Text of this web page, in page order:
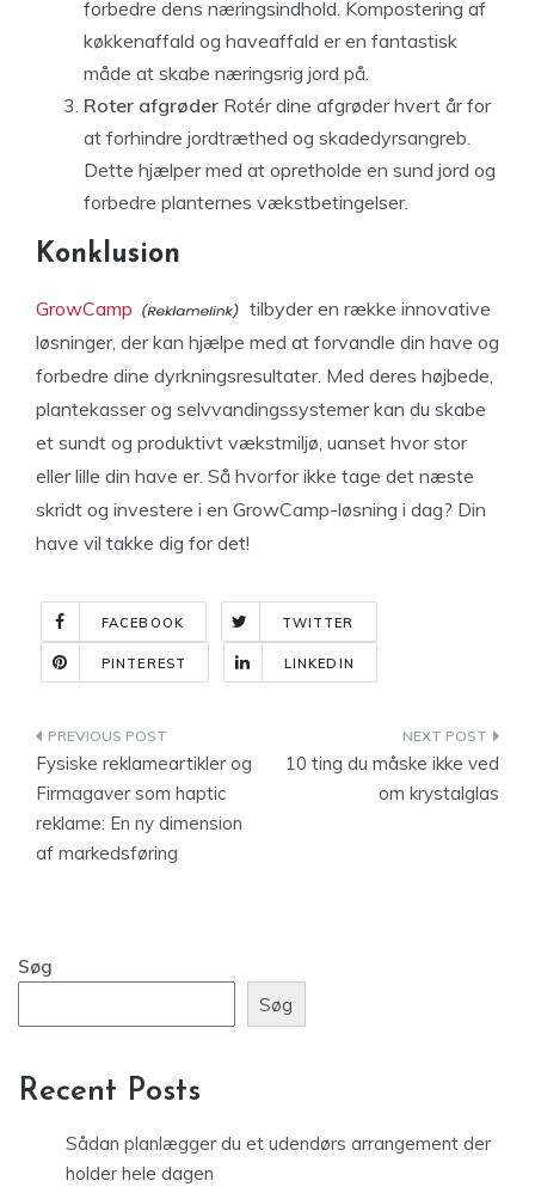
forbedre dens næringsindhold. Kompostering af
køkkenaffald og haveaffald er en fantastisk
måde at skabe næringsrig jord på.
Roter afgrøder Rotér dine afgrøder hvert år for
at forhindre jordtræthed og skadedyrsangreb.
Dette hjælper med at opretholde en sund jord og
forbedre planternes vækstbetingelser.
Konklusion
GrowCamp
tilbyder en række innovative
løsninger, der kan hjælpe med at forvandle din have og
forbedre dine dyrkningsresultater. Med deres højbede,
plantekasser og selvvandingssystemer kan du skabe
et sundt og produktivt vækstmiljø, uanset hvor stor
eller lille din have er. Så hvorfor ikke tage det næste
skridt og investere i en GrowCamp-løsning i dag? Din
have vil takke dig for det!
FACEBOOK TWITTER
PINTEREST LINKEDIN
Indlægsnavigation
Fysiske reklameartikler og
Firmagaver som haptic
reklame: En ny dimension
af markedsføring
10 ting du måske ikke ved
om krystalglas
Søg
Søg
Recent Posts
Sådan planlægger du et udendørs arrangement der
holder hele dagen